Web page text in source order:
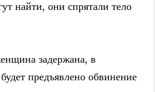
найти, они спрятали тело
задержана, в
предъявлено обвинение